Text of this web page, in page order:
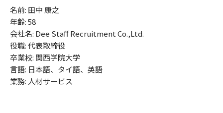
名前: 田中 康之
年齢: 58
会社名: Dee Staff Recruitment Co.,Ltd.
役職: 代表取締役
卒業校: 関西学院大学
言語: 日本語、タイ語、英語
業務: 人材サービス